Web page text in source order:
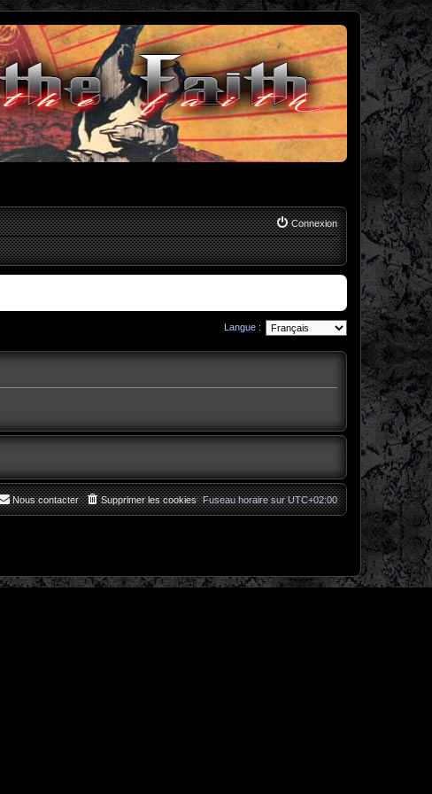
Connexion
Langue :
Fuseau horaire surUTC+02:00
Supprimer les cookies
Nous contacter